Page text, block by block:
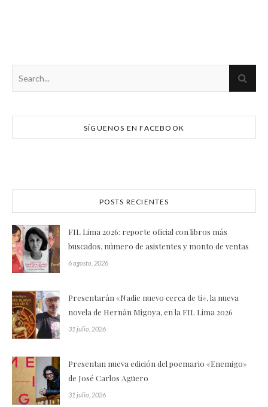
SÍGUENOS EN FACEBOOK
POSTS RECIENTES
FIL Lima 2026: reporte oficial con libros más
buscados, número de asistentes y monto de ventas
6 agosto, 2026
Presentarán «Nadie nuevo cerca de ti», la nueva
novela de Hernán Migoya, en la FIL Lima 2026
31 julio, 2026
Presentan nueva edición del poemario «Enemigo»
de José Carlos Agüero
31 julio, 2026